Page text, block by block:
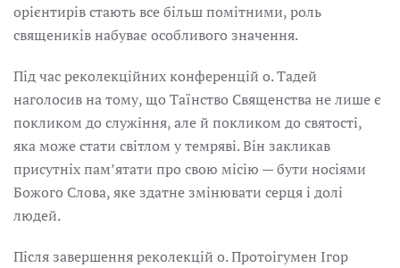
орієнтирів стають все більш помітними, роль
священиків набуває особливого значення.
Під час реколекційних конференцій о. Тадей
наголосив на тому, що Таїнство Священства не лише є
покликом до служіння, але й покликом до святості,
яка може стати світлом у темряві. Він закликав
присутніх пам’ятати про свою місію — бути носіями
Божого Слова, яке здатне змінювати серця і долі
людей.
Після завершення реколекцій о. Протоігумен Ігор